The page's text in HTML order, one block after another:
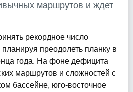
маршрутов и ждет
рекордное число
планируя преодолеть планку в
года. На фоне дефицита
маршрутов и сложностей с
бассейне, юго-восточное